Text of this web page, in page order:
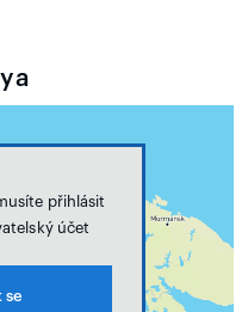
přihlásit
účet
se